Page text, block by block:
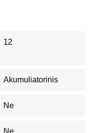
12
Akumuliatorinis
Ne
Ne